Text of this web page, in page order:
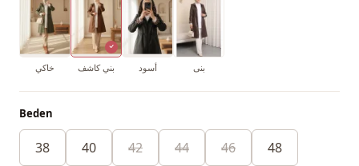
خاكي بني كاشف أسود بنى
Beden
38 40 42 44 46 48